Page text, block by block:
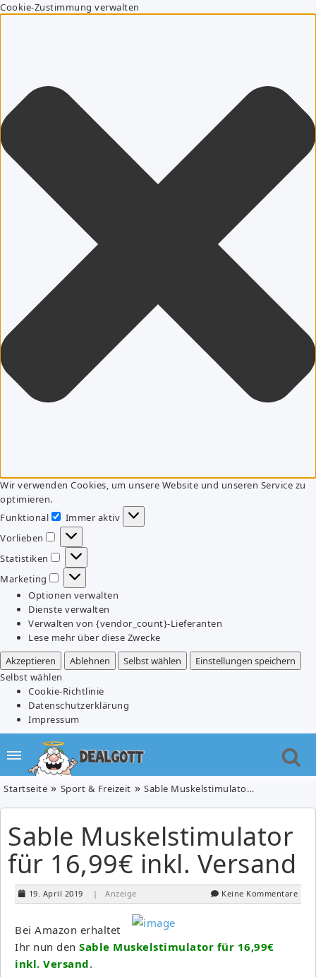
Cookie-Zustimmung verwalten
Wir verwenden Cookies, um unsere Website und unseren Service zu
optimieren.
Funktional
Funktional
Immer aktiv
Vorlieben
Vorlieben
Statistiken
Statistiken
Marketing
Marketing
Optionen verwalten
Dienste verwalten
Verwalten von {vendor_count}-Lieferanten
Lese mehr über diese Zwecke
Akzeptieren
Ablehnen Selbst wählen
Einstellungen speichern
Selbst wählen
Cookie-Richtlinie
Datenschutzerklärung
Impressum
Startseite Sport & Freizeit Sable Muskelstimulator für 16,99€ inkl. Versand
Sable Muskelstimulator
für 16,99€ inkl. Versand
19. April 2019 | Anzeige Keine Kommentare
Bei Amazon erhaltet
Ihr nun den Sable Muskelstimulator für 16,99€
inkl. Versand.